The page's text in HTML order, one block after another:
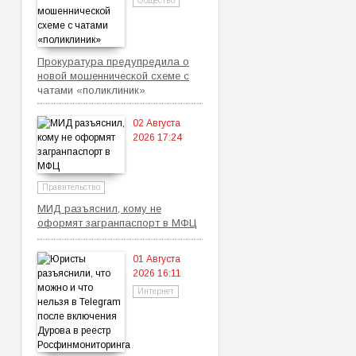
Прокуратура предупредила о
новой мошеннической схеме с
чатами «поликлиник»
02 Августа
2026 17:24
Правительство
МИД разъяснил, кому не
оформят загранпаспорт в МФЦ
01 Августа
2026 16:11
Интернет